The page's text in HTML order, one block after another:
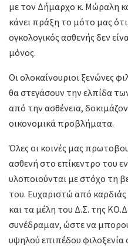
με τον Δήμαρχο κ. Μώραλη
κάνει πράξη το μότο μας
ογκολογικός ασθενής δεν
μόνος.
Οι ολοκαίνουριοι ξενώνες
θα στεγάσουν την ελπίδα
από την ασθένεια,
οικονομικά προβλήματα.
Όλες οι κοινές μας
ασθενή στο επίκεντρο του
υλοποιούνται με στόχο τη
του. Ευχαριστώ από
και τα μέλη του Δ.Σ. της
συνέδραμαν, ώστε να
υψηλού επιπέδου φιλοξενία